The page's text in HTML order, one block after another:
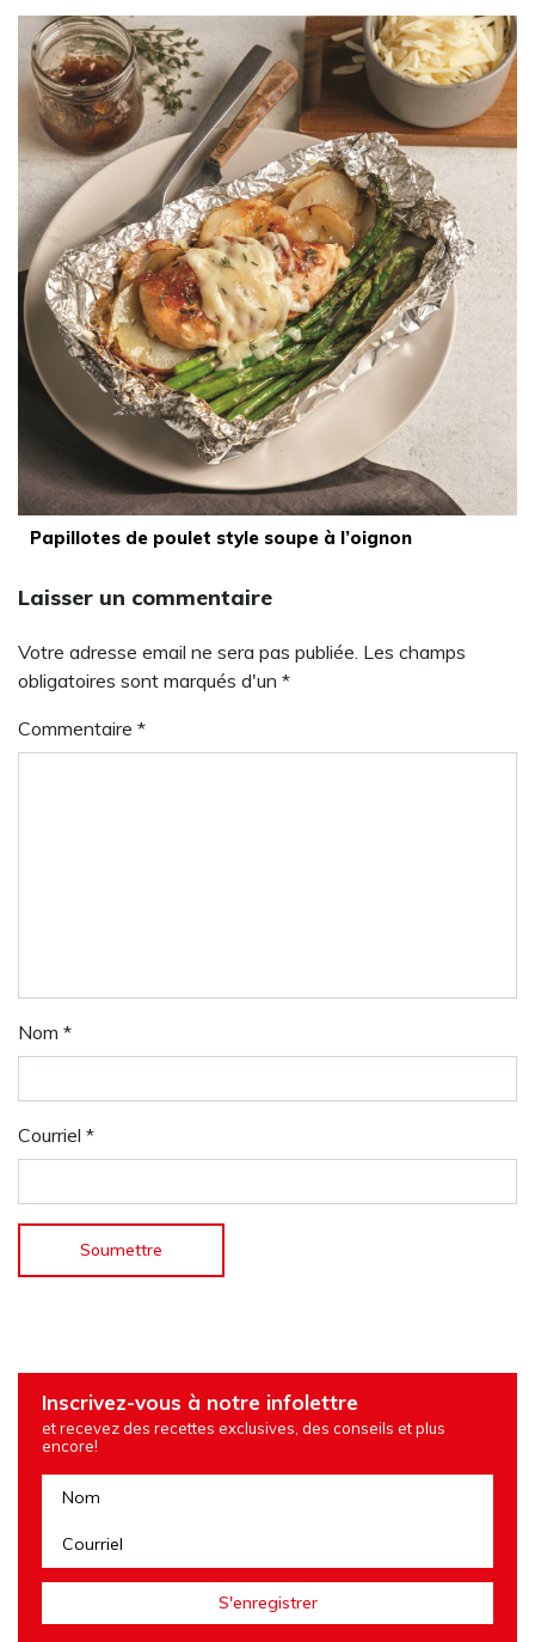
Papillotes de poulet style soupe à l’oignon
Laisser un commentaire
Votre adresse email ne sera pas publiée. Les champs
obligatoires sont marqués d'un *
Commentaire *
Nom *
Courriel *
Inscrivez-vous à notre infolettre
et recevez des recettes exclusives, des conseils et plus
encore!